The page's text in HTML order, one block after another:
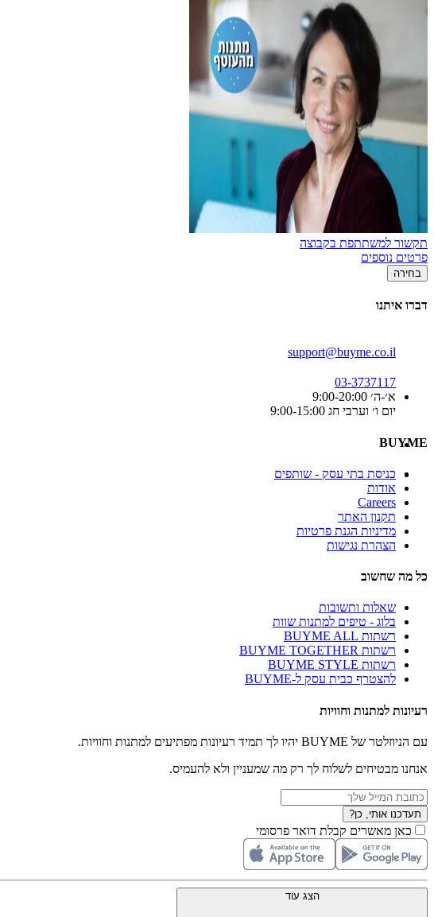
תקשור למשתתפת בקבוצה
פרטים נוספים
בחירה
דברו איתנו
support@buyme.co.il
03-3737117
א׳-ה׳ 9:00-20:00
יום ו׳ וערבי חג 9:00-15:00
BUYME
כניסת בתי עסק - שותפים
אודות
Careers
תקנון האתר
מדיניות הגנת פרטיות
הצהרת נגישות
כל מה שחשוב
שאלות ותשובות
בלוג - טיפים למתנות שוות
רשתות BUYME ALL
רשתות BUYME TOGETHER
רשתות BUYME STYLE
להצטרף כבית עסק ל-BUYME
רעיונות למתנות וחוויות
עם הניוזלטר של BUYME יהיו לך תמיד רעיונות מפתיעים למתנות וחוויות.
אנחנו מבטיחים לשלוח לך רק מה שמעניין ולא להעמיס.
תעדכנו אותי, כן?
כאן מאשרים קבלת דואר פרסומי
הצג עוד